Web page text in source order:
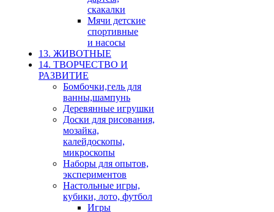
скакалки
Мячи детские
спортивные
и насосы
13. ЖИВОТНЫЕ
14. ТВОРЧЕСТВО И
РАЗВИТИЕ
Бомбочки,гель для
ванны,шампунь
Деревянные игрушки
Доски для рисования,
мозайка,
калейдоскопы,
микроскопы
Наборы для опытов,
экспериментов
Настольные игры,
кубики, лото, футбол
Игры